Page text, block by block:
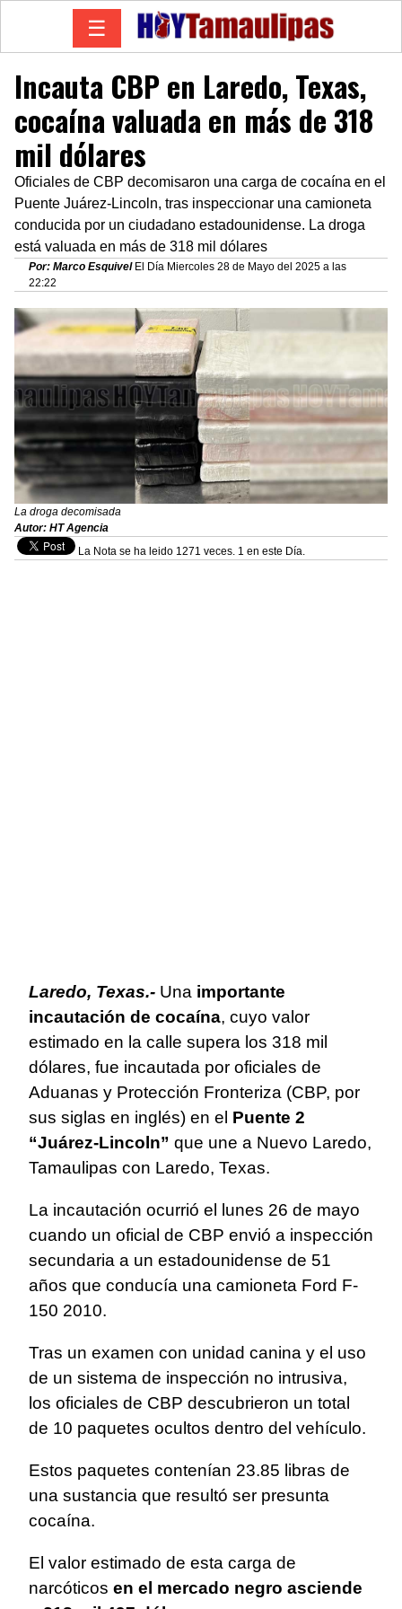
☰
Incauta CBP en Laredo, Texas,
cocaína valuada en más de 318
mil dólares
Oficiales de CBP decomisaron una carga de cocaína en el
Puente Juárez-Lincoln, tras inspeccionar una camioneta
conducida por un ciudadano estadounidense. La droga
está valuada en más de 318 mil dólares
Por: Marco Esquivel El Día Miercoles 28 de Mayo del 2025 a las
22:22
La droga decomisada
Autor: HT Agencia
La Nota se ha leido 1271 veces. 1 en este Día.
Laredo, Texas.- Una importante
incautación de cocaína, cuyo valor
estimado en la calle supera los 318 mil
dólares, fue incautada por oficiales de
Aduanas y Protección Fronteriza (CBP, por
sus siglas en inglés) en el Puente 2
“Juárez-Lincoln” que une a Nuevo Laredo,
Tamaulipas con Laredo, Texas.
La incautación ocurrió el lunes 26 de mayo
cuando un oficial de CBP envió a inspección
secundaria a un estadounidense de 51
años que conducía una camioneta Ford F-
150 2010.
Tras un examen con unidad canina y el uso
de un sistema de inspección no intrusiva,
los oficiales de CBP descubrieron un total
de 10 paquetes ocultos dentro del vehículo.
Estos paquetes contenían 23.85 libras de
una sustancia que resultó ser presunta
cocaína.
El valor estimado de esta carga de
narcóticos en el mercado negro asciende